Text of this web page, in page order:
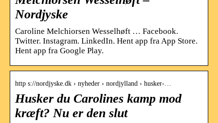
Nordjyske
Caroline Melchiorsen Wesselhøft … Facebook.
Twitter. Instagram. LinkedIn. Hent app fra App Store.
Hent app fra Google Play.
http s://nordjyske.dk › nyheder › nordjylland › husker-…
Husker du Carolines kamp mod
kræft? Nu er den slut